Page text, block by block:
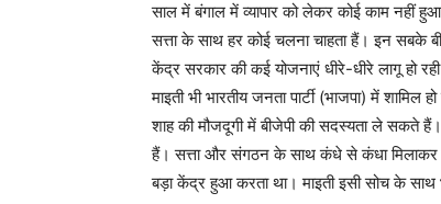
साल में बंगाल में व्यापार को लेकर कोई काम नहीं
सत्ता के साथ हर कोई चलना चाहता हैं। इन सबके
केंद्र सरकार की कई योजनाएं धीरे-धीरे लागू हो
माइती भी भारतीय जनता पार्टी (भाजपा) में
शाह की मौजदूगी में बीजेपी की सदस्यता ले सकते
हैं। सत्ता और संगठन के साथ कंधे से कंधा मिलाकर
बड़ा केंद्र हुआ करता था। माइती इसी सोच के